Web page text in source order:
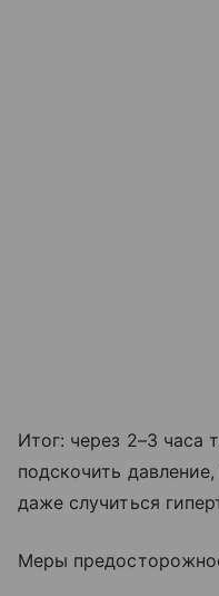
Итог: через 2–3 часа
подскочить
даже случиться
Меры